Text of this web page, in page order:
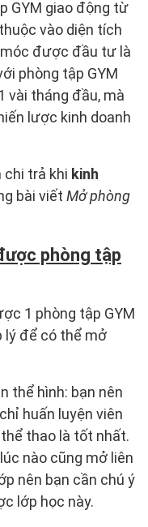
GYM giao động từ
vào diện tích
móc được đầu tư là
phòng tập GYM
vài tháng đầu, mà
lược kinh doanh
trả khi kinh
bài viết Mở phòng
phòng tập
1 phòng tập GYM
lý để có thể mở
thể hình: bạn nên
huấn luyện viên
thao là tốt nhất.
nào cũng mở liên
nên bạn cần chú ý
lớp học này.